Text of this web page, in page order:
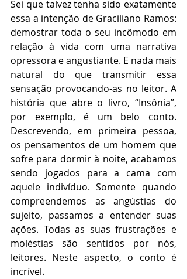
Sei que talvez tenha sido exatamente
essa a intenção de Graciliano Ramos:
demostrar toda o seu incômodo em
relação à vida com uma narrativa
opressora e angustiante. E nada mais
natural do que transmitir essa
sensação provocando-as no leitor. A
história que abre o livro, “Insônia”,
por exemplo, é um belo conto.
Descrevendo, em primeira pessoa,
os pensamentos de um homem que
sofre para dormir à noite, acabamos
sendo jogados para a cama com
aquele indivíduo. Somente quando
compreendemos as angústias do
sujeito, passamos a entender suas
ações. Todas as suas frustrações e
moléstias são sentidos por nós,
leitores. Neste aspecto, o conto é
incrível.